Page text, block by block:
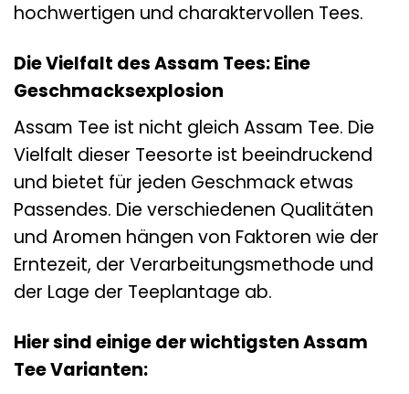
hochwertigen und charaktervollen Tees.
Die Vielfalt des Assam Tees: Eine
Geschmacksexplosion
Assam Tee ist nicht gleich Assam Tee. Die
Vielfalt dieser Teesorte ist beeindruckend
und bietet für jeden Geschmack etwas
Passendes. Die verschiedenen Qualitäten
und Aromen hängen von Faktoren wie der
Erntezeit, der Verarbeitungsmethode und
der Lage der Teeplantage ab.
Hier sind einige der wichtigsten Assam
Tee Varianten: